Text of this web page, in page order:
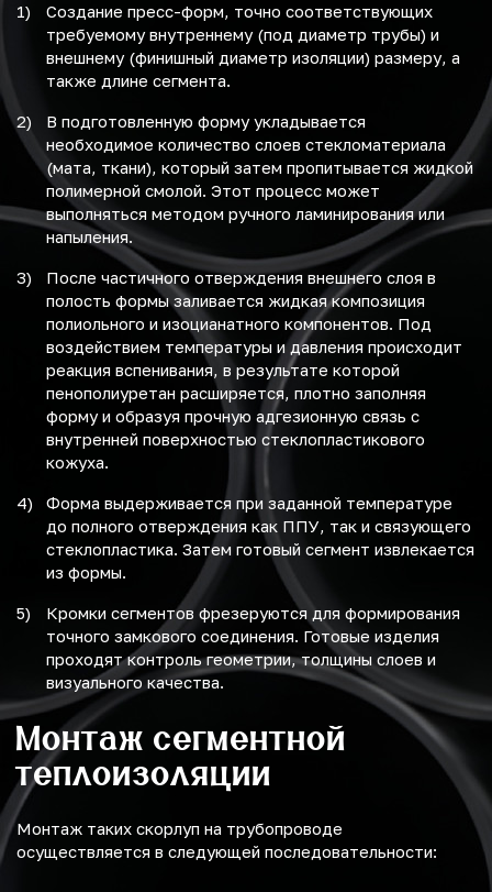
Создание пресс-форм, точно соответствующих
требуемому внутреннему (под диаметр трубы) и
внешнему (финишный диаметр изоляции) размеру, а
также длине сегмента.
В подготовленную форму укладывается
необходимое количество слоев стекломатериала
(мата, ткани), который затем пропитывается жидкой
полимерной смолой. Этот процесс может
выполняться методом ручного ламинирования или
напыления.
После частичного отверждения внешнего слоя в
полость формы заливается жидкая композиция
полиольного и изоцианатного компонентов. Под
воздействием температуры и давления происходит
реакция вспенивания, в результате которой
пенополиуретан расширяется, плотно заполняя
форму и образуя прочную адгезионную связь с
внутренней поверхностью стеклопластикового
кожуха.
Форма выдерживается при заданной температуре
до полного отверждения как ППУ, так и связующего
стеклопластика. Затем готовый сегмент извлекается
из формы.
Кромки сегментов фрезеруются для формирования
точного замкового соединения. Готовые изделия
проходят контроль геометрии, толщины слоев и
визуального качества.
Монтаж сегментной
теплоизоляции
Монтаж таких скорлуп на трубопроводе
осуществляется в следующей последовательности: